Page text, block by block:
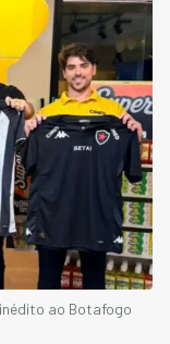
ao Botafogo